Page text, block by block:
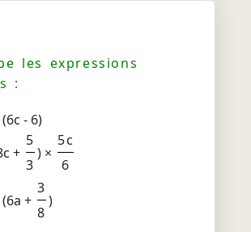
les expressions
:
- 6)
+
5
3
) ×
5c
6
(6a +
3
8
)